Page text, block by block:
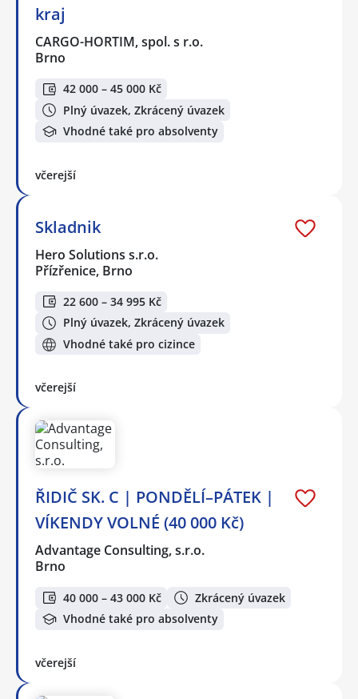
kraj
CARGO-HORTIM, spol. s r.o.
Brno
42 000 – 45 000 Kč
Plný úvazek, Zkrácený úvazek
Vhodné také pro absolventy
včerejší
Skladnik
Hero Solutions s.r.o.
Přízřenice, Brno
22 600 – 34 995 Kč
Plný úvazek, Zkrácený úvazek
Vhodné také pro cizince
včerejší
ŘIDIČ SK. C | PONDĚLÍ–PÁTEK |
VÍKENDY VOLNÉ (40 000 Kč)
Advantage Consulting, s.r.o.
Brno
40 000 – 43 000 Kč
Zkrácený úvazek
Vhodné také pro absolventy
včerejší